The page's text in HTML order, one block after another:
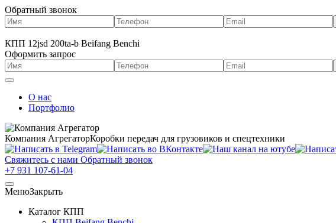
Обратный звонок
КПП 12jsd 200ta-b Beifang Benchi
Оформить запрос
О нас
Портфолио
Компания АгрегаторКоробки передач для грузовиков и спецтехники
Свяжитесь с нами Обратный звонок
+7 931 107-61-04
МенюЗакрыть
Каталог КПП